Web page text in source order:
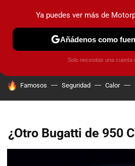
PRUEBAS COCHES ELÉCTRICOS
HOY SE HABLA DE
Famosos Seguridad Calor
¿Otro Bugatti de 950
Ya puedes ver más de
Añádenos como
Solo necesitas una cuenta